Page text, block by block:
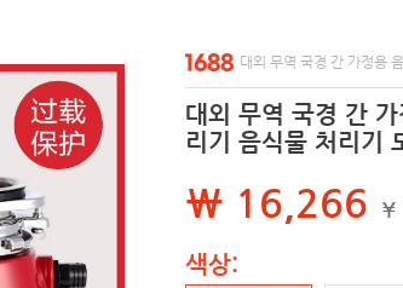
대외 무역 국경 간 가정용
대외 무역 국경 간
리기 음식물 처리기
₩ 16,266 ¥
색상: